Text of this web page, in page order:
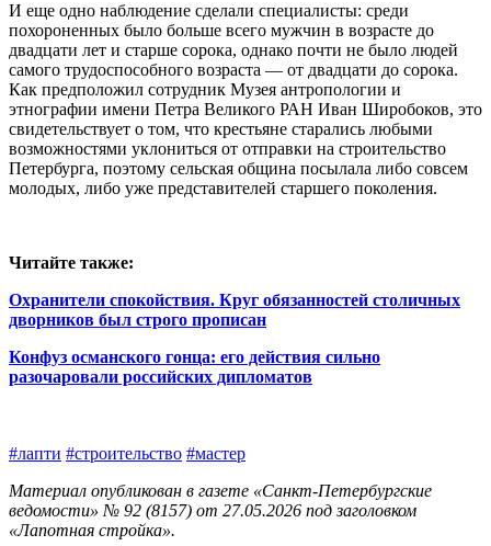
И еще одно наблюдение сделали специалисты: среди
похороненных было больше всего мужчин в возрасте до
двадцати лет и старше сорока, однако почти не было людей
самого трудоспособного возраста — от двадцати до сорока.
Как предположил сотрудник Музея антропологии и
этнографии имени Петра ­Великого РАН Иван Широбоков, это
свидетельствует о том, что крестьяне старались любыми
возможностями уклониться от отправки на строительство
Петербурга, поэтому сельская община посылала либо совсем
молодых, либо уже представителей старшего поколения.
Читайте также:
Охранители спокойствия. Круг обязанностей столичных
дворников был строго прописан
Конфуз османского гонца: его действия сильно
разочаровали российских дипломатов
#лапти #строительство #мастер
Материал опубликован в газете «Санкт-Петербургские
ведомости» № 92 (8157) от 27.05.2026 под заголовком
«Лапотная стройка».